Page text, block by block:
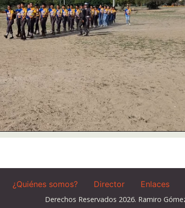
¿Quiénes somos? Director Enlaces
Derechos Reservados 2026. Ramiro